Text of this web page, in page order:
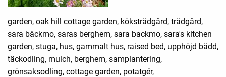
garden, oak hill cottage garden, köksträdgård, trädgård,
sara bäckmo, saras berghem, sara backmo, sara's kitchen
garden, stuga, hus, gammalt hus, raised bed, upphöjd bädd,
täckodling, mulch, berghem, samplantering,
grönsaksodling, cottage garden, potatgér,